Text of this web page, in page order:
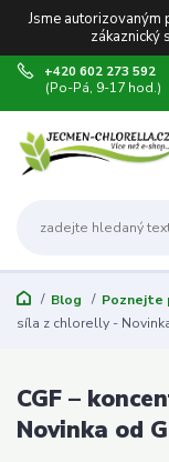
Jsme autorizovaným
zákaznický
+420 602 273 592
(Po-Pá, 9-17 hod.)
Blog Poznejte
síla z chlorelly -
CGF –
Novinka od